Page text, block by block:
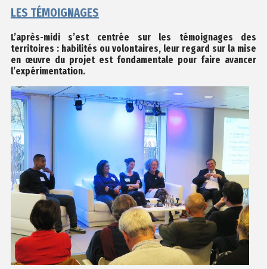
LES TÉMOIGNAGES
L’après-midi s’est centrée sur les témoignages des
territoires : habilités ou volontaires, leur regard sur la mise
en œuvre du projet est fondamentale pour faire avancer
l’expérimentation.